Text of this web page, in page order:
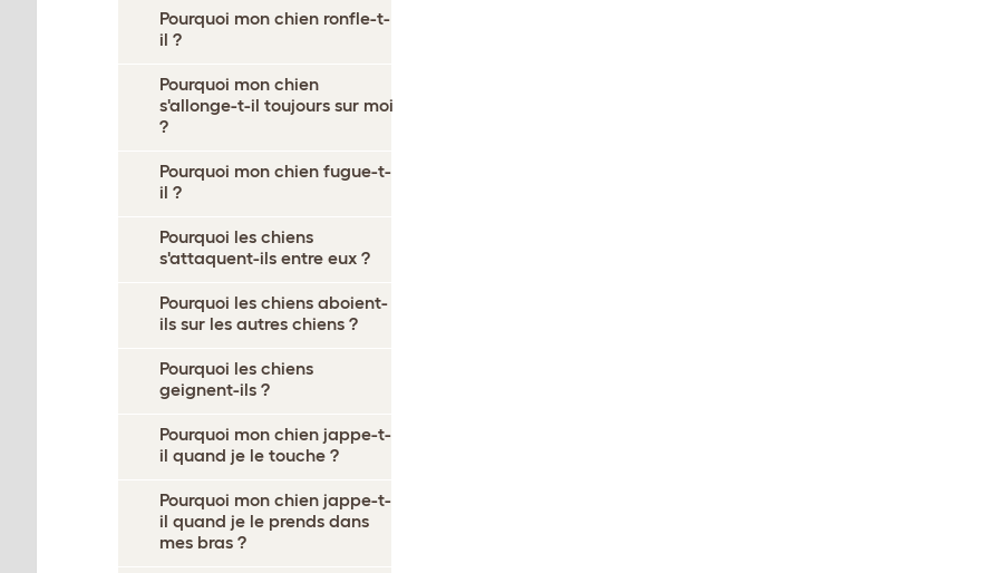
Pourquoi mon chien ronfle-t-
il ?
Pourquoi mon chien
s'allonge-t-il toujours sur moi
?
Pourquoi mon chien fugue-t-
il ?
Pourquoi les chiens
s'attaquent-ils entre eux ?
Pourquoi les chiens aboient-
ils sur les autres chiens ?
Pourquoi les chiens
geignent-ils ?
Pourquoi mon chien jappe-t-
il quand je le touche ?
Pourquoi mon chien jappe-t-
il quand je le prends dans
mes bras ?